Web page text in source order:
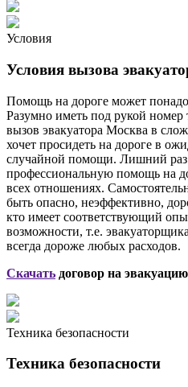
Условия
Условия вызова
Помощь на дороге может
Разумно иметь под рукой номер
вызов эвакуатора Москва в
хочет просидеть на дороге в
случайной помощи. Лишний раз
профессиональную помощь на
всех отношениях.
быть опасно, неэффективно,
кто имеет соответствующий
возможности, т.е.
всегда дороже любых расходов.
Скачать договор на эвакуацию
Техника безопасности
Техника безопасности